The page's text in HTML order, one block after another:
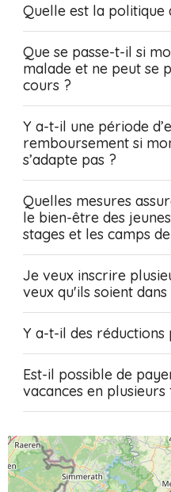
Quelle est la politique
Que se passe-t-il si
malade et ne peut se
cours ?
Y a-t-il une période
remboursement si
s’adapte pas ?
Quelles mesures
le bien-être des
stages et les camps
Je veux inscrire
veux qu'ils soient
Y a-t-il des
Est-il possible de
vacances en plusieurs